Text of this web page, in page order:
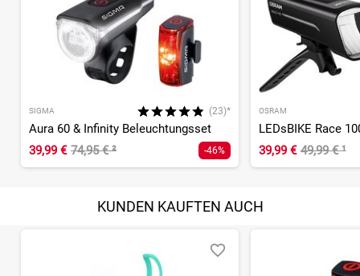
SIGMA (23)*
Aura 60 & Infinity Beleuchtungsset
39,99 € 74,95 €² -46%
OSRAM
LEDsBIKE Race
39,99 € 49,99 €¹
KUNDEN KAUFTEN AUCH